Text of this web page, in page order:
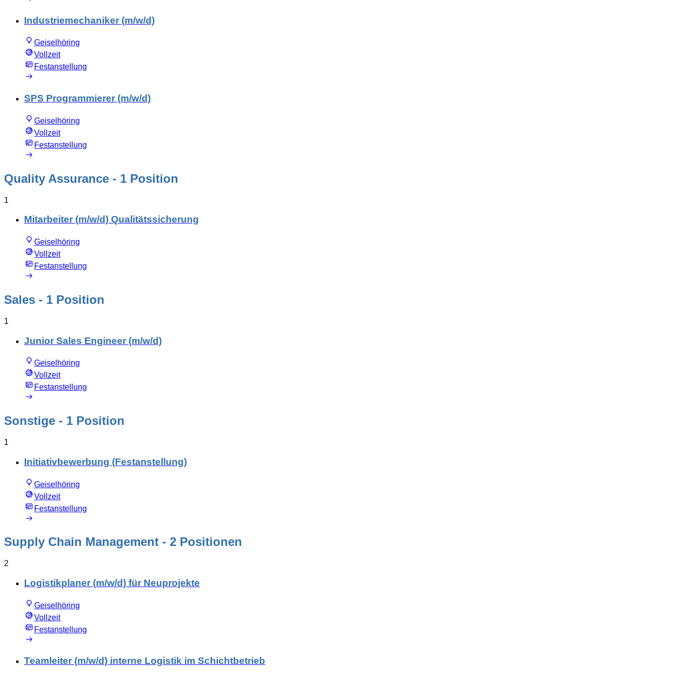
Industriemechaniker (m/w/d)
Geiselhöring
Vollzeit
Festanstellung
SPS Programmierer (m/w/d)
Geiselhöring
Vollzeit
Festanstellung
Quality Assurance - 1 Position
1
Mitarbeiter (m/w/d) Qualitätssicherung
Geiselhöring
Vollzeit
Festanstellung
Sales - 1 Position
1
Junior Sales Engineer (m/w/d)
Geiselhöring
Vollzeit
Festanstellung
Sonstige - 1 Position
1
Initiativbewerbung (Festanstellung)
Geiselhöring
Vollzeit
Festanstellung
Supply Chain Management - 2 Positionen
2
Logistikplaner (m/w/d) für Neuprojekte
Geiselhöring
Vollzeit
Festanstellung
Teamleiter (m/w/d) interne Logistik im Schichtbetrieb